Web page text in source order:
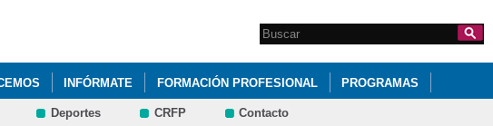
Formulario de
búsqueda
Search this site
INFÓRMATE FORMACIÓN PROFESIONAL PROGRAMAS
Deportes CRFP Contacto